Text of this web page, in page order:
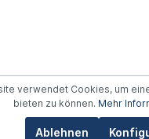
verwendet Cookies, um
bieten zu können. Mehr
Ablehnen